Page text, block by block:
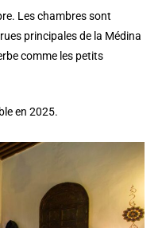
Les chambres sont
principales de la Médina
comme les petits
en 2025.